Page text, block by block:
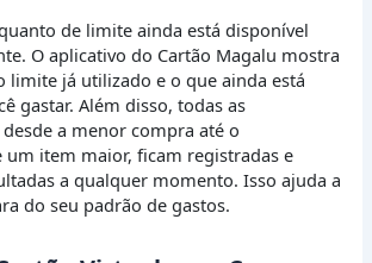
de limite ainda está disponível
O aplicativo do Cartão Magalu mostra
limite já utilizado e o que ainda está
gastar. Além disso, todas as
a menor compra até o
um item maior, ficam registradas e
a qualquer momento. Isso ajuda a
do seu padrão de gastos.